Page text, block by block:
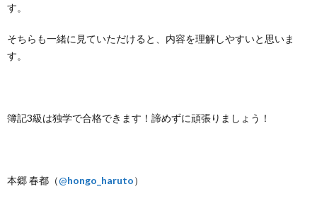
す。
そちらも一緒に見ていただけると、内容を理解しやすいと思いま
す。
簿記3級は独学で合格できます！諦めずに頑張りましょう！
本郷 春都（@hongo_haruto）